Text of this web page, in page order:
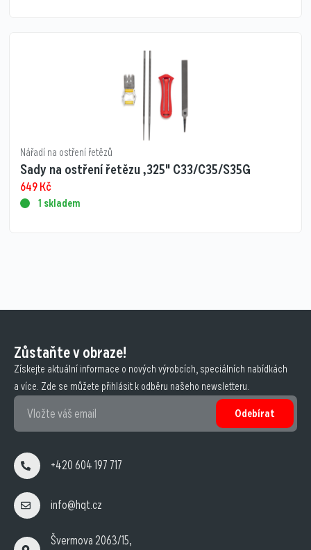
Nářadí na ostření řetězů
Sady na ostření řetězu ,325" C33/C35/S35G
649Kč
1 skladem
Zůstaňte v obraze!
Získejte aktuální informace o nových výrobcích, speciálních nabídkách
a více. Zde se můžete přihlásit k odběru našeho newsletteru.
Odebírat
+420 604 197 717
info@hqt.cz
Švermova 2063/15,